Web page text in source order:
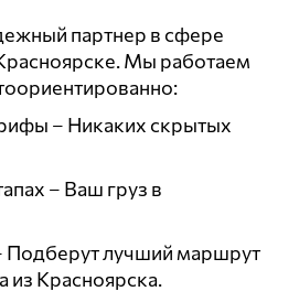
партнер в сфере
Мы работаем
– Никаких скрытых
– Ваш груз в
Подберут лучший маршрут
из Красноярска.